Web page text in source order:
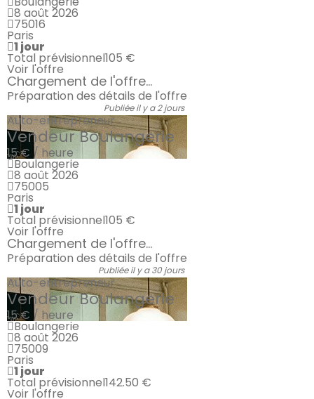
8 août 2026
75016
Paris
1 jour
Total prévisionnel105 €
Voir l'offre
Chargement de l'offre...
Préparation des détails de l'offre
Publiée il y a 2 jours
Auto-entrepreneur
Vendeur Boulangerie
15 € / heure
Boulangerie
8 août 2026
75005
Paris
1 jour
Total prévisionnel105 €
Voir l'offre
Chargement de l'offre...
Préparation des détails de l'offre
Publiée il y a 30 jours
Auto-entrepreneur
Vendeur Boulangerie
15 € / heure
Boulangerie
8 août 2026
75009
Paris
1 jour
Total prévisionnel142.50 €
Voir l'offre